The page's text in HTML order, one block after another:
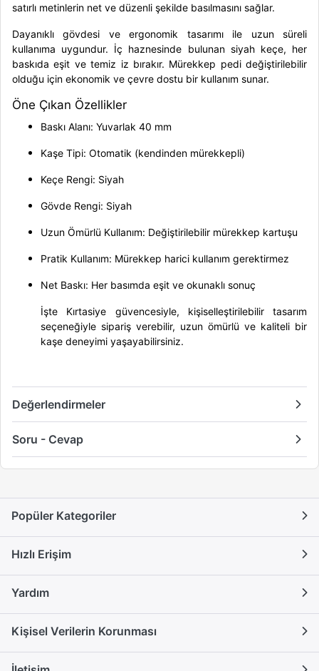
satırlı metinlerin net ve düzenli şekilde basılmasını sağlar.
Dayanıklı gövdesi ve ergonomik tasarımı ile uzun süreli
kullanıma uygundur. İç haznesinde bulunan siyah keçe, her
baskıda eşit ve temiz iz bırakır. Mürekkep pedi değiştirilebilir
olduğu için ekonomik ve çevre dostu bir kullanım sunar.
Öne Çıkan Özellikler
Baskı Alanı: Yuvarlak 40 mm
Kaşe Tipi: Otomatik (kendinden mürekkepli)
Keçe Rengi: Siyah
Gövde Rengi: Siyah
Uzun Ömürlü Kullanım: Değiştirilebilir mürekkep kartuşu
Pratik Kullanım: Mürekkep harici kullanım gerektirmez
Net Baskı: Her basımda eşit ve okunaklı sonuç
İşte Kırtasiye güvencesiyle, kişiselleştirilebilir tasarım
seçeneğiyle sipariş verebilir, uzun ömürlü ve kaliteli bir
kaşe deneyimi yaşayabilirsiniz.
Değerlendirmeler
Soru - Cevap
Popüler Kategoriler
Hızlı Erişim
Yardım
Kişisel Verilerin Korunması